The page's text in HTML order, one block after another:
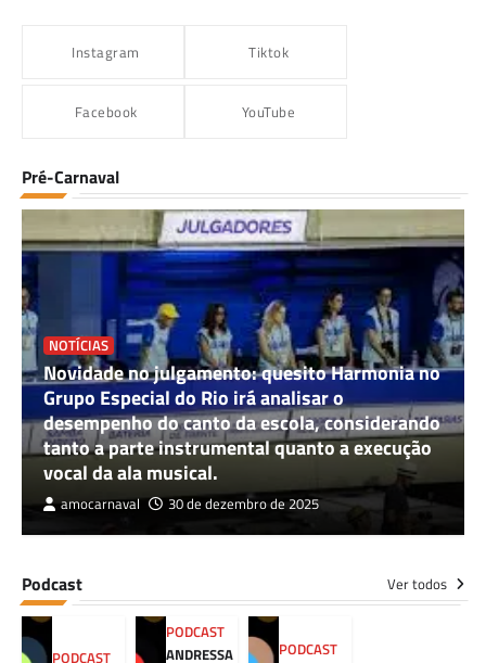
Instagram Tiktok
Facebook YouTube
Pré-Carnaval
NOTÍCIAS
Novidade no julgamento: quesito Harmonia no
Grupo Especial do Rio irá analisar o
desempenho do canto da escola, considerando
tanto a parte instrumental quanto a execução
vocal da ala musical.
amocarnaval 30 de dezembro de 2025
Podcast Ver todos
PODCAST
PODCAST
ANDRESSA
PODCAST